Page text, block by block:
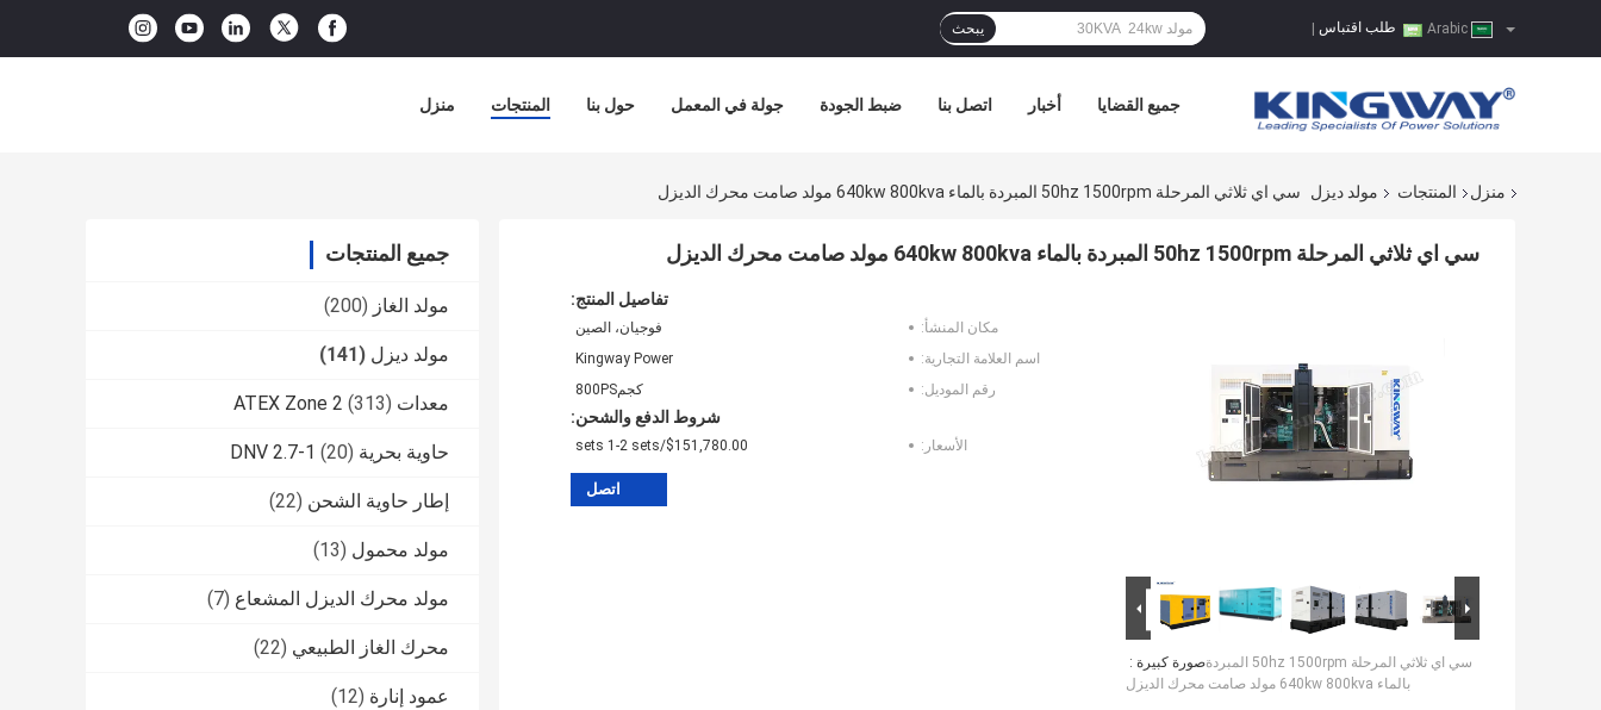
طلب اقتباس يبحث
منزل المنتجات حول بنا جولة في المعمل ضبط الجودة اتصل بنا أخبار جميع القضايا
منزل المنتجات مولد ديزل سي اي ثلاثي المرحلة 50hz 1500rpm المبردة بالماء 640kw 800kva مولد صامت محرك الديزل
جميع المنتجات
مولد الغاز (200)
مولد ديزل (141)
معدات ATEX Zone 2 (313)
حاوية بحرية DNV 2.7-1 (20)
إطار حاوية الشحن (22)
مولد محمول (13)
مولد محرك الديزل المشعاع (7)
محرك الغاز الطبيعي (22)
عمود إنارة (12)
سي اي ثلاثي المرحلة 50hz 1500rpm المبردة بالماء 640kw 800kva مولد صامت محرك الديزل
صورة كبيرة :سي اي ثلاثي المرحلة 50hz 1500rpm المبردة
بالماء 640kw 800kva مولد صامت محرك الديزل
تفاصيل المنتج:
مكان المنشأ:
فوجيان، الصين
اسم العلامة التجارية:
Kingway Power
رقم الموديل:
كجم800PS
شروط الدفع والشحن:
الأسعار: $151,780.00/sets 1-2 sets
اتصل